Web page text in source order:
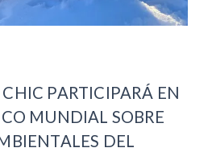
PARTICIPARÁ EN
MUNDIAL SOBRE
DEL